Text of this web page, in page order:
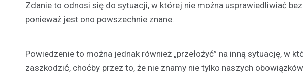
Zdanie to odnosi się do sytuacji, w której nie można usprawiedliwiać
ponieważ jest ono powszechnie znane.
Powiedzenie to można jednak również „przełożyć” na inną sytuację, w
zaszkodzić, choćby przez to, że nie znamy nie tylko naszych